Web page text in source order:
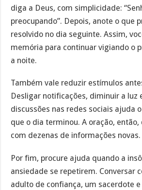
diga a Deus, com simplicidade:
preocupando”. Depois, anote o que
resolvido no dia seguinte. Assim,
memória para continuar vigiando o
a noite.
Também vale reduzir estímulos
Desligar notificações, diminuir a luz
discussões nas redes sociais ajuda
que o dia terminou. A oração,
com dezenas de informações novas.
Por fim, procure ajuda quando a
ansiedade se repetirem. Conversar
adulto de confiança, um sacerdote